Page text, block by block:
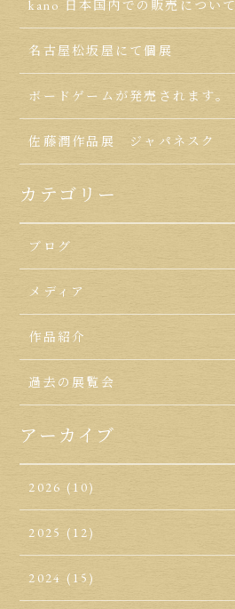
kano 日本国内での販売について
名古屋松坂屋にて個展
ボードゲームが発売されます。
佐藤潤作品展 ジャパネスク
カテゴリー
ブログ
メディア
作品紹介
過去の展覧会
アーカイブ
2026 (10)
2025 (12)
2024 (15)